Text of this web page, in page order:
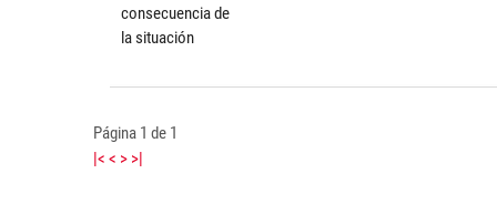
consecuencia de
la situación
Página 1 de 1
|< < > >|